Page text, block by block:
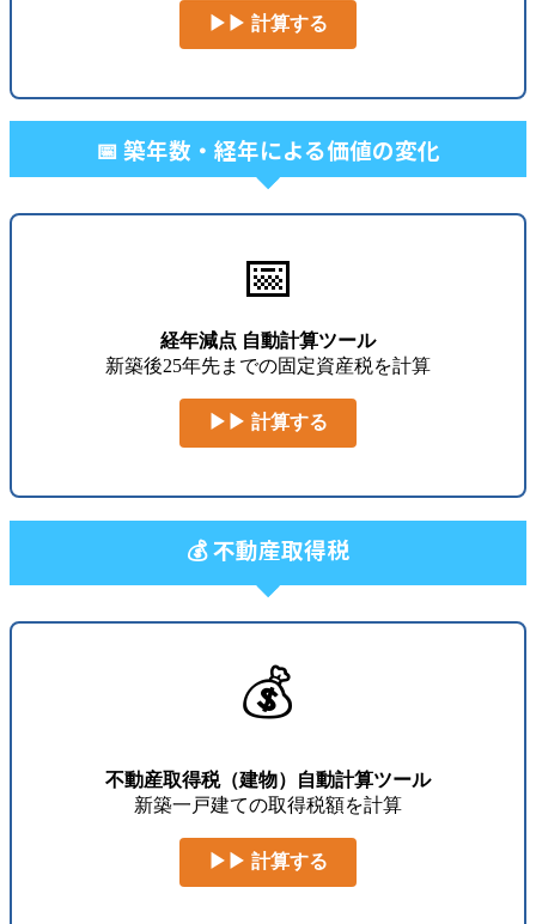
▶▶ 計算する
📅 築年数・経年による価値の変化
📅
経年減点 自動計算ツール
新築後25年先までの固定資産税を計算
▶▶ 計算する
💰 不動産取得税
💰
不動産取得税（建物）自動計算ツール
新築一戸建ての取得税額を計算
▶▶ 計算する